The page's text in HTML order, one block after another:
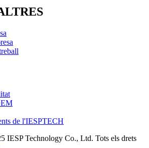
de l'IESPTECH
IESP Technology Co., Ltd. Tots els drets